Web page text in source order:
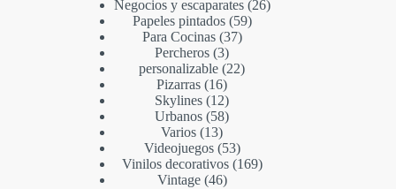
Negocios y escaparates 26
Papeles pintados 59
Para Cocinas 37
Percheros 3
personalizable 22
Pizarras 16
Skylines 12
Urbanos 58
Varios 13
Videojuegos 53
Vinilos decorativos 169
Vintage 46